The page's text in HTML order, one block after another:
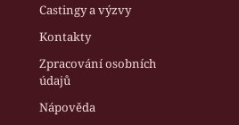
Castingy a výzvy
Kontakty
Zpracování osobních
údajů
Nápověda